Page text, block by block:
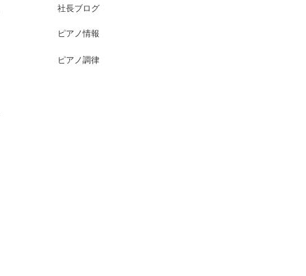
社長ブログ
ピアノ情報
ピアノ調律